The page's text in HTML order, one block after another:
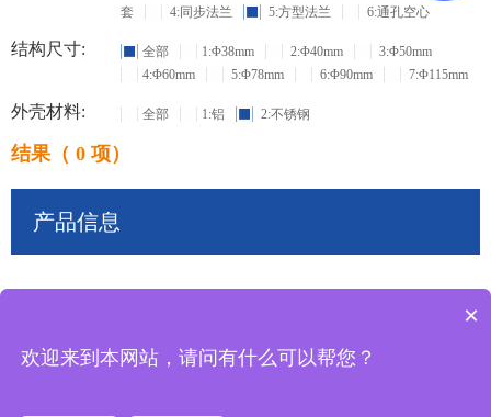
套
4:同步法兰 5:方型法兰 6:通孔空心
结构尺寸: 全部 1:Φ38mm 2:Φ40mm
3:Φ50mm
4:Φ60mm
5:Φ78mm 6:Φ90mm 7:Φ115mm
外壳材料: 全部 1:铝 2:不锈钢
结果（ 0 项）
产品信息
×
欢迎来到本网站，请问有什么可以帮您？